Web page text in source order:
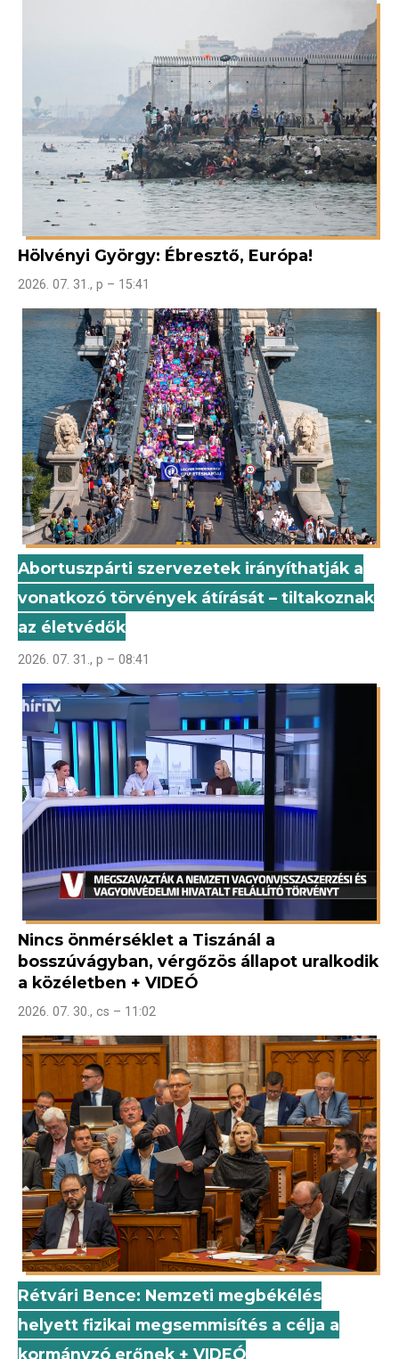
Hölvényi György: Ébresztő, Európa!
2026. 07. 31., p – 15:41
Abortuszpárti szervezetek irányíthatják a
vonatkozó törvények átírását – tiltakoznak
az életvédők
2026. 07. 31., p – 08:41
Nincs önmérséklet a Tiszánál a
bosszúvágyban, vérgőzös állapot uralkodik
a közéletben + VIDEÓ
2026. 07. 30., cs – 11:02
Rétvári Bence: Nemzeti megbékélés
helyett fizikai megsemmisítés a célja a
kormányzó erőnek + VIDEÓ